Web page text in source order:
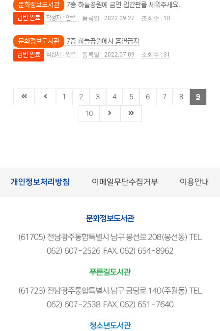
문화정보도서관 7층 하늘공원에 금연 입간판을 세워주세요.
답변 완료 안** 2022.09.27 18
문화정보도서관 7층 하늘공원에서 흡연금지
답변 완료 안** 2022.07.09 31
1 2 3 4 5 6 7 8 9
10
개인정보처리방침 이메일무단수집거부 이용안내
문화정보도서관
(61705) 전남광주통합특별시 남구 봉선로 208(봉선동) TEL.
062) 607-2526 FAX. 062) 654-8962
푸른길도서관
(61723) 전남광주통합특별시 남구 금당로 140(주월동) TEL.
062) 607-2538 FAX. 062) 651-7640
청소년도서관